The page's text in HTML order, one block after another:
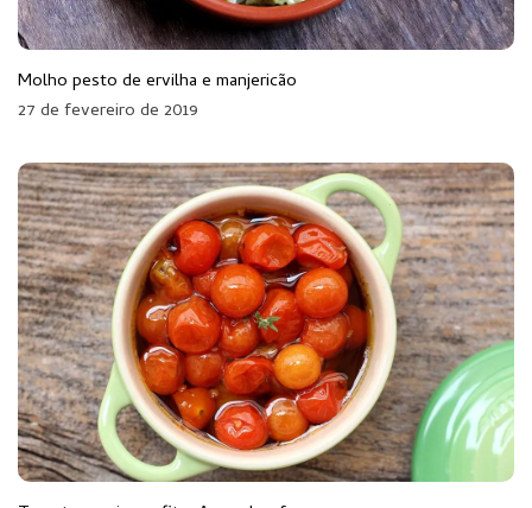
Molho pesto de ervilha e manjericão
27 de fevereiro de 2019